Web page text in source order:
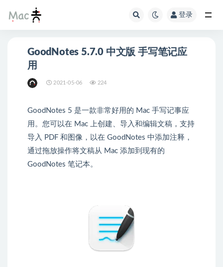
登录
GoodNotes 5.7.0 中文版 手写笔记应
用
2021-05-06 224
GoodNotes 5 是一款非常好用的 Mac 手写记事应
用。您可以在 Mac 上创建、导入和编辑文稿，支持
导入 PDF 和图像，以在 GoodNotes 中添加注释，
通过拖放操作将文稿从 Mac 添加到现有的
GoodNotes 笔记本。